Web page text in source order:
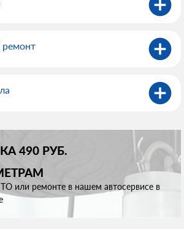
ремонт
490 РУБ.
или ремонте в нашем автосервисе в